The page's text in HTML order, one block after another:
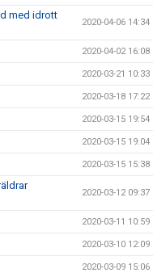
med idrott
2020-04-06 14:34
2020-04-02 16:08
2020-03-21 10:33
2020-03-18 17:22
2020-03-15 19:54
2020-03-15 19:04
2020-03-15 15:38
2020-03-12 09:37
2020-03-11 10:59
2020-03-10 12:09
2020-03-09 15:06